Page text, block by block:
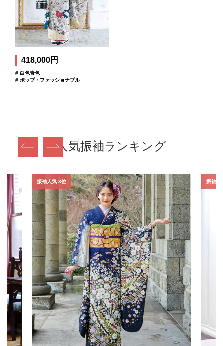
418,000円
# 白色青色
# ポップ・ファッショナブル
人気振袖ランキング
振袖人気 3位 振袖人